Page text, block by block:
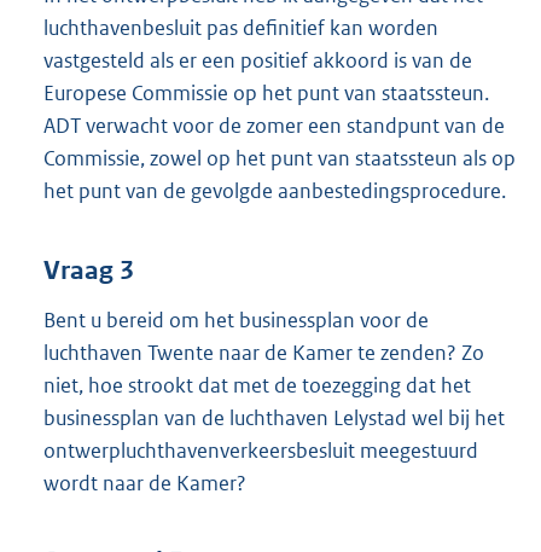
luchthavenbesluit pas definitief kan worden
vastgesteld als er een positief akkoord is van de
Europese Commissie op het punt van staatssteun.
ADT verwacht voor de zomer een standpunt van de
Commissie, zowel op het punt van staatssteun als op
het punt van de gevolgde aanbestedingsprocedure.
Vraag 3
Bent u bereid om het businessplan voor de
luchthaven Twente naar de Kamer te zenden? Zo
niet, hoe strookt dat met de toezegging dat het
businessplan van de luchthaven Lelystad wel bij het
ontwerpluchthavenverkeersbesluit meegestuurd
wordt naar de Kamer?